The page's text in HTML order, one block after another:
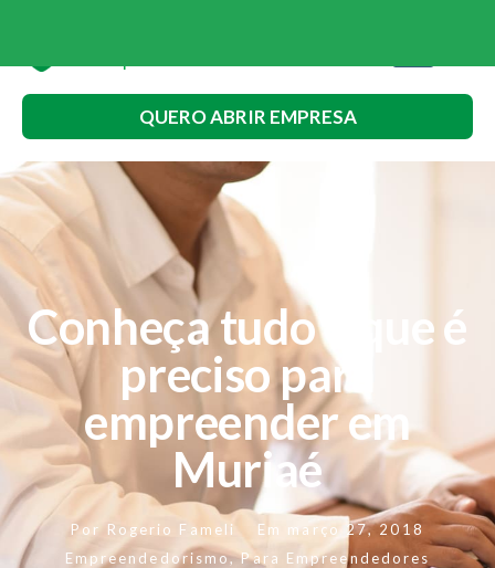
QUERO ABRIR EMPRESA
Conheça tudo o que é
preciso para
empreender em
Muriaé
Por Rogerio Fameli Em março 27, 2018
Empreendedorismo,Para Empreendedores